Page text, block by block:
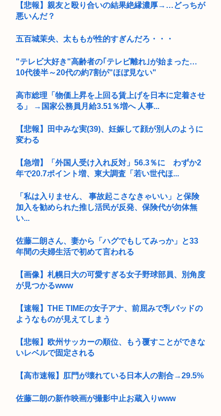
【悲報】親友と殴り合いの結果絶縁濃厚→…どっちが
悪いんだ？
五百城茉央、太ももが性的すぎんだろ・・・
"テレビ大好き"高齢者の｢テレビ離れ｣が始まった…
10代後半～20代の約7割が"ほぼ見ない"
高市総理「物価上昇を上回る賃上げを日本に定着させ
る」 →国家公務員月給3.51％増へ 人事...
【悲報】田中みな実(39)、妊娠して顔が別人のように
変わる
【急増】「外国人受け入れ反対」56.3％に わずか2
年で20.7ポイント増、東大調査「若い世代ほ...
「私は入りません、 事故起こさなきゃいい」と保険
加入を勧められた推し活民が反発、保険代が勿体無
い...
佐藤二朗さん、妻から「ハグでもしてみっか」と33
年間の夫婦生活で初めて言われる
【画像】札幌日大の可愛すぎる女子野球部員、別角度
が見つかるwww
【速報】THE TIMEの女子アナ、前屈みで乳パッドの
ようなものが見えてしまう
【悲報】欧州サッカーの順位、もう覆すことができな
いレベルで固定される
【高市速報】肛門が壊れている日本人の割合→29.5%
佐藤二朗の新作映画が撮影中止お蔵入りwww